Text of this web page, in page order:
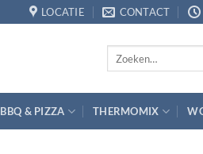
LOCATIE CONTACT
BBQ & PIZZA THERMOMIX